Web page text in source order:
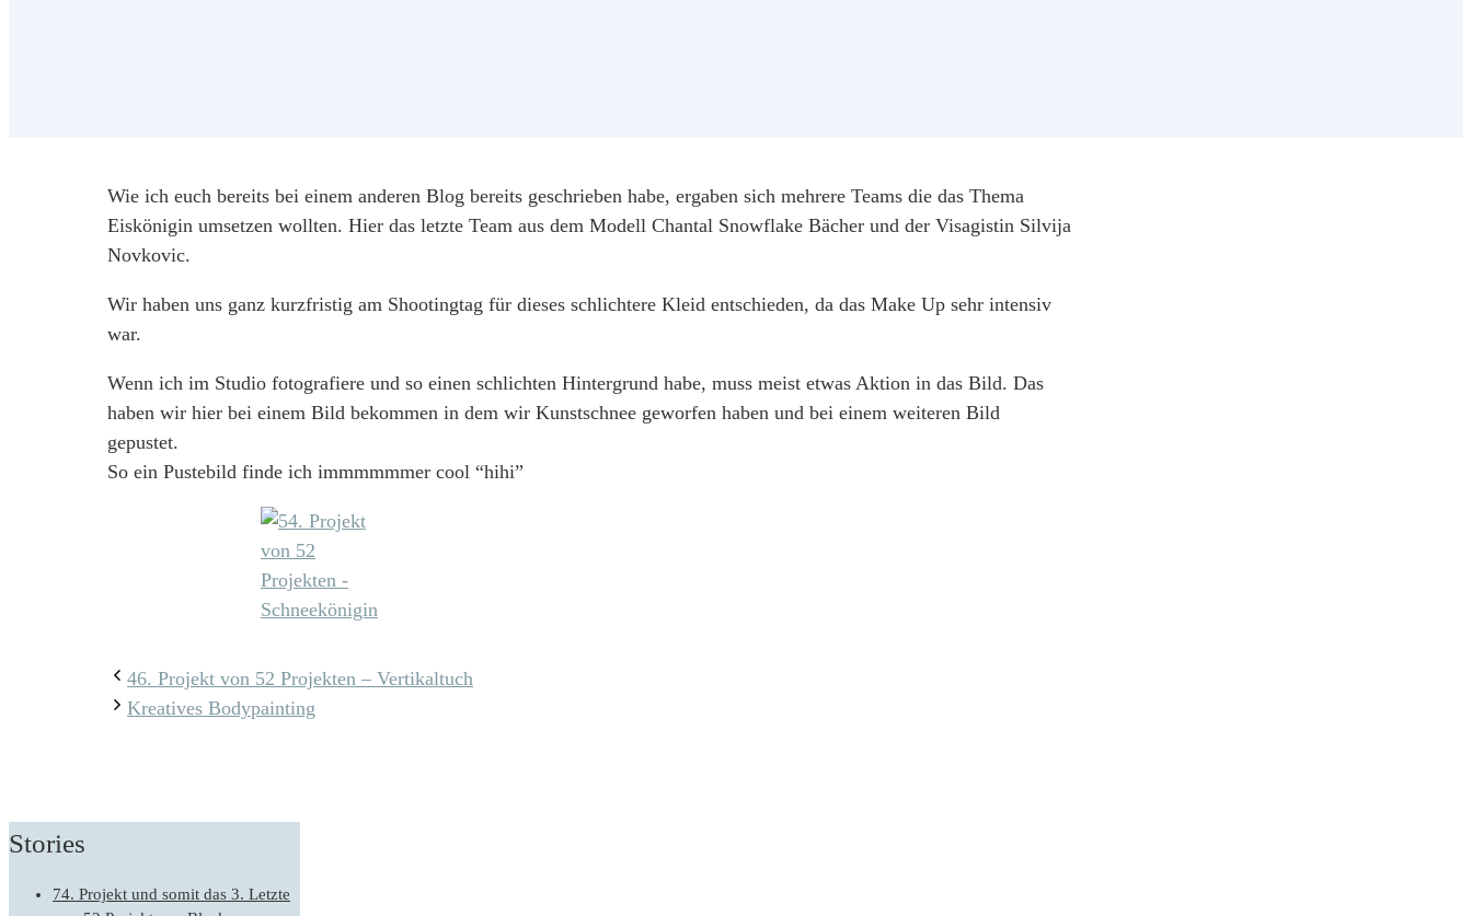
Wie ich euch bereits bei einem anderen Blog bereits geschrieben habe, ergaben sich mehrere Teams die das Thema
Eiskönigin umsetzen wollten. Hier das letzte Team aus dem Modell Chantal Snowflake Bächer und der Visagistin Silvija
Novkovic.
Wir haben uns ganz kurzfristig am Shootingtag für dieses schlichtere Kleid entschieden, da das Make Up sehr intensiv
war.
Wenn ich im Studio fotografiere und so einen schlichten Hintergrund habe, muss meist etwas Aktion in das Bild. Das
haben wir hier bei einem Bild bekommen in dem wir Kunstschnee geworfen haben und bei einem weiteren Bild
gepustet.
So ein Pustebild finde ich immmmmmer cool “hihi”
46. Projekt von 52 Projekten – Vertikaltuch
Kreatives Bodypainting
Stories
74. Projekt und somit das 3. Letzte